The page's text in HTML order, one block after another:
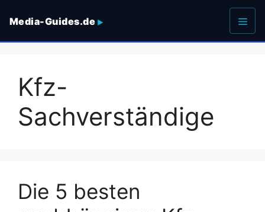
Inhalt
Media-Guides.de
Menü
Kfz-
Sachverständige
Die 5 besten